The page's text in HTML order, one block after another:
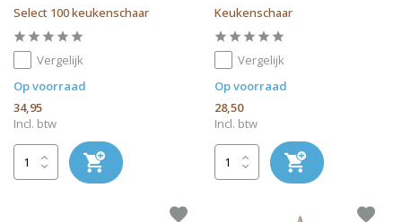
Select 100 keukenschaar
Vergelijk
Op voorraad
34,95
Incl. btw
Keukenschaar
Vergelijk
Op voorraad
28,50
Incl. btw